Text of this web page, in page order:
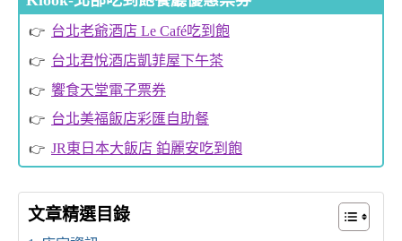
台北老爺酒店 Le Café吃到飽
台北君悅酒店凱菲屋下午茶
饗食天堂電子票券
台北美福飯店彩匯自助餐
JR東日本大飯店 鉑麗安吃到飽
文章精選目錄